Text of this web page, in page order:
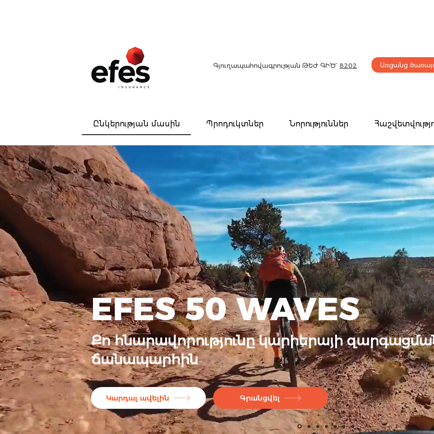
Գյուղապահովագրության ԹԵԺ ԳԻԾ` 8202 Առցանց
Ընկերության մասին Պրոդուկտներ Նորություններ
EFES 50 WAVES
Քո հնարավորությունը կարիերայի
ճանապարհին
Կարդալ ավելին Գրանցվել